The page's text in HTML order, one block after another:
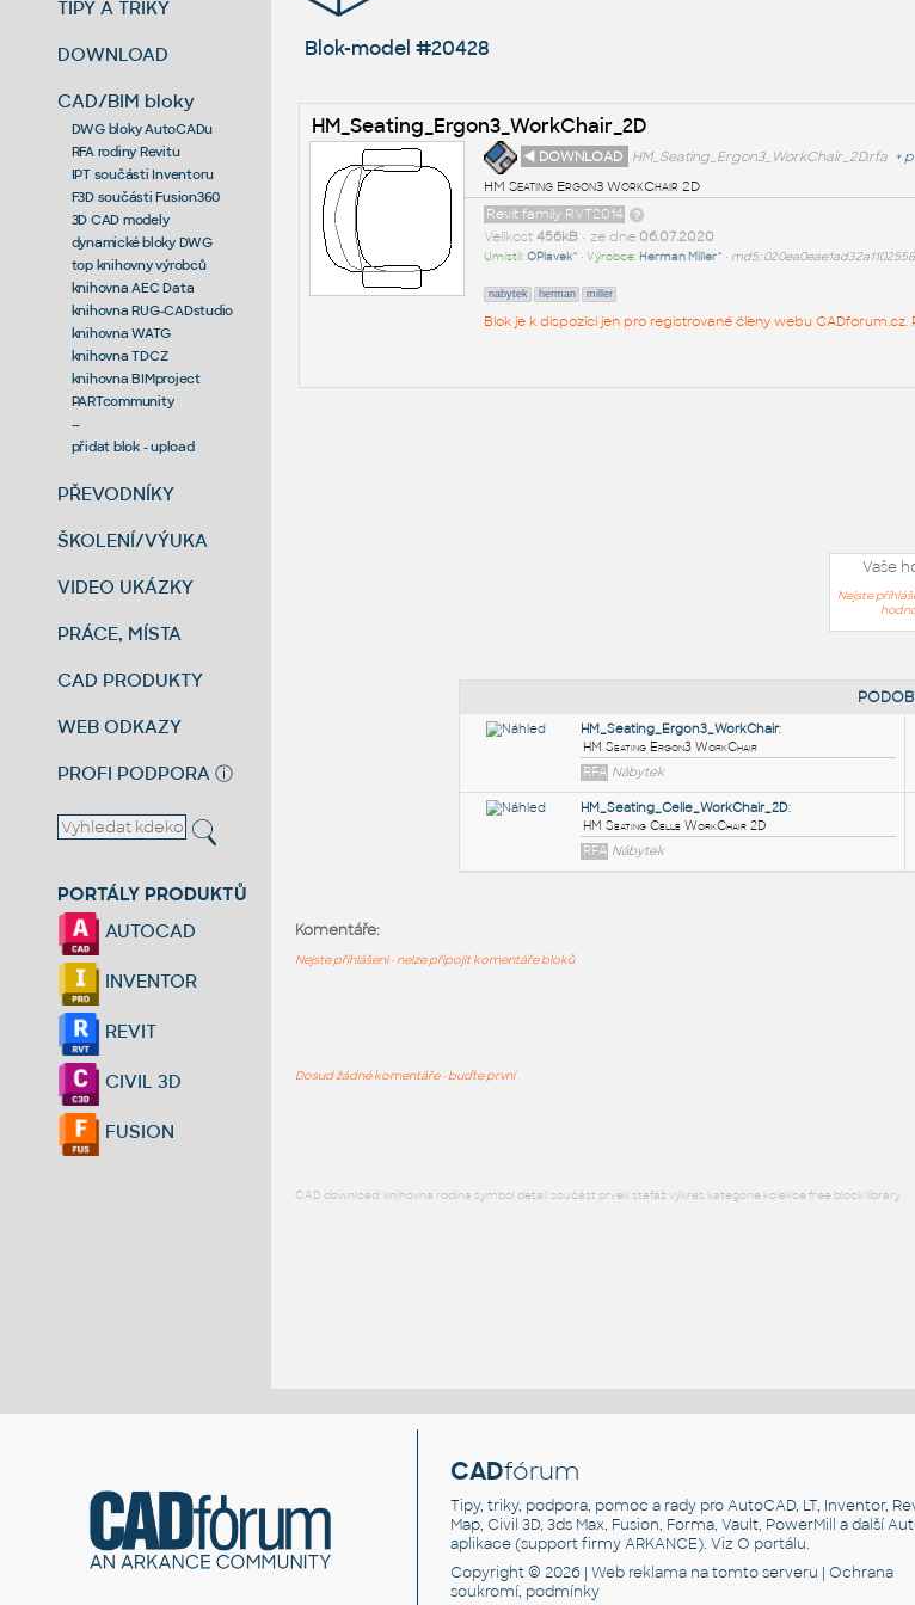
TIPY A TRIKY
DOWNLOAD
CAD/BIM bloky
DWG bloky AutoCADu
RFA rodiny Revitu
IPT součásti Inventoru
F3D součásti Fusion360
3D CAD modely
dynamické bloky DWG
top knihovny výrobců
knihovna AEC Data
knihovna RUG-CADstudio
knihovna WATG
knihovna TDCZ
knihovna BIMproject
PARTcommunity
--
přidat blok - upload
PŘEVODNÍKY
ŠKOLENÍ/VÝUKA
VIDEO UKÁZKY
PRÁCE, MÍSTA
CAD PRODUKTY
WEB ODKAZY
PROFI PODPORA ⓘ
PORTÁLY PRODUKTŮ
AUTOCAD
INVENTOR
REVIT
CIVIL 3D
FUSION
Blok-model #20428
HM_Seating_Ergon3_WorkChair_2D
◄ DOWNLOAD HM_Seating_Ergon3_WorkChair_2D.rfa +
HM Seating Ergon3 WorkChair 2D
Revit family RVT2014
Velikost 456kB• ze dne 06.07.2020
Umístil:OPlavek^ • Výrobce: Herman Miller^ • md5:
nabytek herman miller
Blok je k dispozici jen pro registrované členy webu CADforum.cz.
Vaše
Nejste
Komentáře:
Nejste přihlášeni - nelze připojit komentáře bloků
Dosud žádné komentáře - buďte první
CAD download: knihovna rodina symbol detail součást prvek stafáž výkres kategorie kolekce free block library
CADfórum
Tipy, triky, podpora, pomoc a rady pro AutoCAD, LT, Inventor,
Map, Civil 3D, 3ds Max, Fusion, Forma, Vault, PowerMill a další
aplikace (support firmy ARKANCE). VizO portálu.
Copyright © 2026 |Web reklama na tomto serveru |Ochrana
soukromí, podmínky